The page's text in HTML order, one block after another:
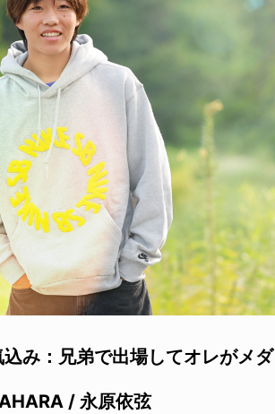
み：兄弟で出場してオレがメダ
/ 永原依弦